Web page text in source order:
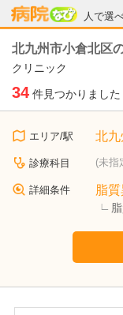
人で選
病院なび
北九州市小倉北区
クリニック
34 件見つかりました
エリア/駅 北九
診療科目 (未指
詳細条件 脂